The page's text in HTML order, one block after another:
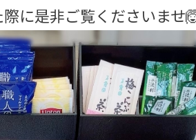
に是非ご覧くださいませ